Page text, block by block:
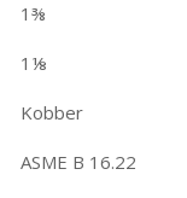
1⅜
1⅛
Kobber
ASME B 16.22